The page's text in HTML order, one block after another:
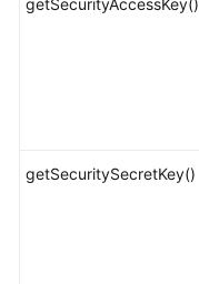
通
共
getSecurityAccessKey()
getSecuritySecretKey()